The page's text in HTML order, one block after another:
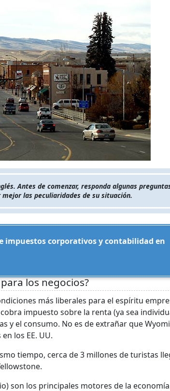
Antes de comenzar, responda algunas
las peculiaridades de su situación.
impuestos corporativos y contabilidad en
los negocios?
más liberales para el espíritu
impuesto sobre la renta (ya sea
y el consumo. No es de extrañar que
los EE. UU.
tiempo, cerca de 3 millones de turistas
son los principales motores de la